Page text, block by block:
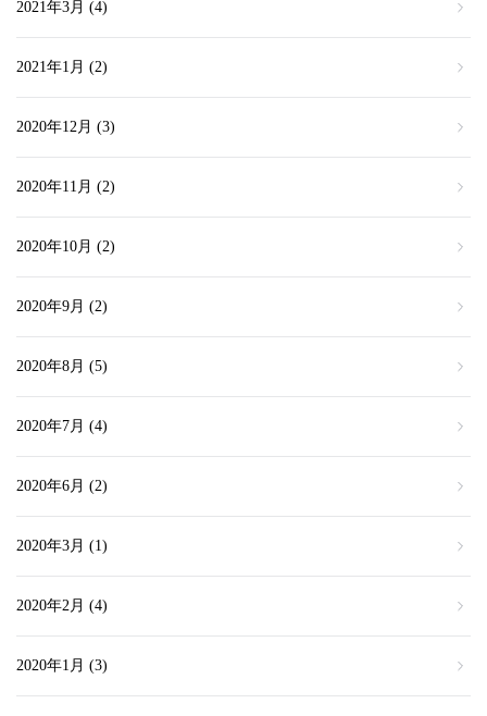
2021年3月 (4)
2021年1月 (2)
2020年12月 (3)
2020年11月 (2)
2020年10月 (2)
2020年9月 (2)
2020年8月 (5)
2020年7月 (4)
2020年6月 (2)
2020年3月 (1)
2020年2月 (4)
2020年1月 (3)